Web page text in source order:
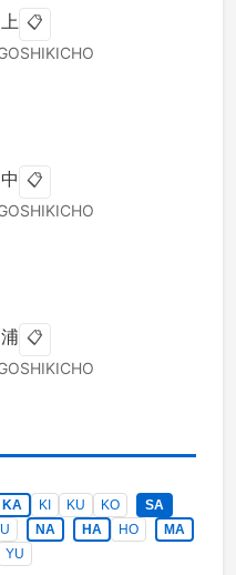
📋
📋
📋
KA KI KU KO
SA
NA HA HO
MA
YU